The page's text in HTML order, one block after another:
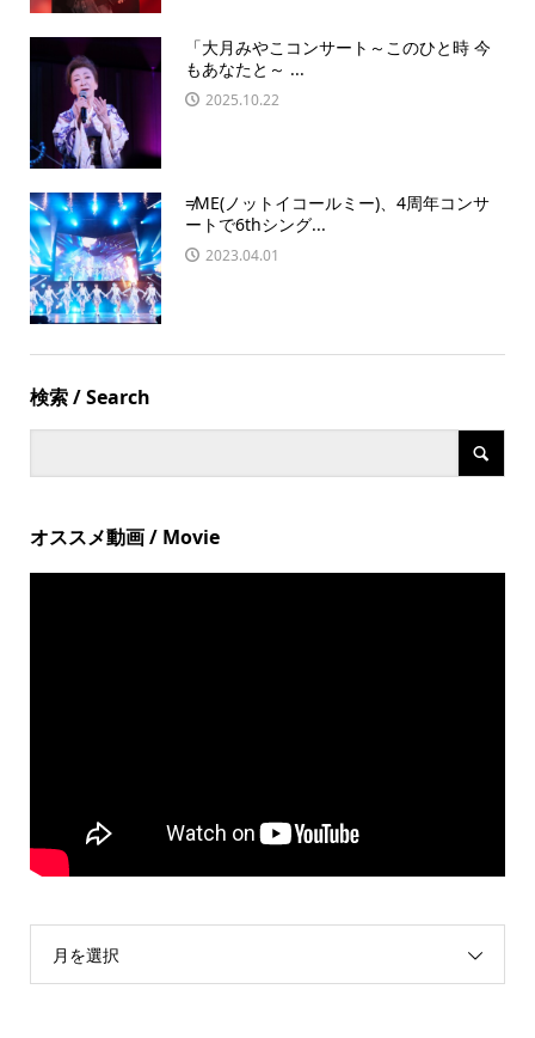
「大月みやこコンサート～このひと時 今
もあなたと～ ...
2025.10.22
≠ME(ノットイコールミー)、4周年コンサ
ートで6thシング...
2023.04.01
検索 / Search
オススメ動画 / Movie
月を選択